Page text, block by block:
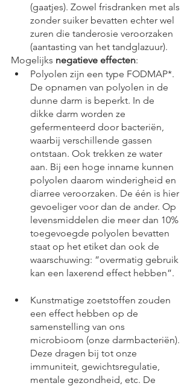
(gaatjes). Zowel frisdranken met als
zonder suiker bevatten echter wel
zuren die tanderosie veroorzaken
(aantasting van het tandglazuur).
Mogelijks negatieve effecten:
Polyolen zijn een type FODMAP*.
De opnamen van polyolen in de
dunne darm is beperkt. In de
dikke darm worden ze
gefermenteerd door bacteriën,
waarbij verschillende gassen
ontstaan. Ook trekken ze water
aan. Bij een hoge inname kunnen
polyolen daarom winderigheid en
diarree veroorzaken. De één is hier
gevoeliger voor dan de ander. Op
levensmiddelen die meer dan 10%
toegevoegde polyolen bevatten
staat op het etiket dan ook de
waarschuwing: ”overmatig gebruik
kan een laxerend effect hebben”.
Kunstmatige zoetstoffen zouden
een effect hebben op de
samenstelling van ons
microbioom (onze darmbacteriën).
Deze dragen bij tot onze
immuniteit, gewichtsregulatie,
mentale gezondheid, etc. De